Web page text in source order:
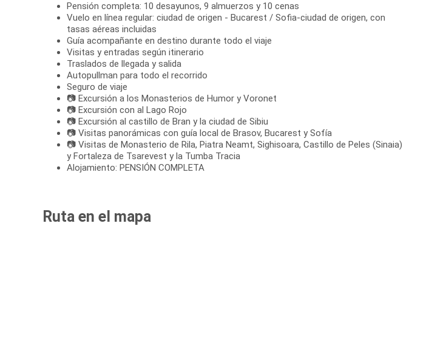
Pensión completa: 10 desayunos, 9 almuerzos y 10 cenas
Vuelo en línea regular: ciudad de origen - Bucarest / Sofia-ciudad de origen, con
tasas aéreas incluidas
Guía acompañante en destino durante todo el viaje
Visitas y entradas según itinerario
Traslados de llegada y salida
Autopullman para todo el recorrido
Seguro de viaje
📷 Excursión a los Monasterios de Humor y Voronet
📷 Excursión con al Lago Rojo
📷 Excursión al castillo de Bran y la ciudad de Sibiu
📷 Visitas panorámicas con guía local de Brasov, Bucarest y Sofía
📷 Visitas de Monasterio de Rila, Piatra Neamt, Sighisoara, Castillo de Peles (Sinaia)
y Fortaleza de Tsarevest y la Tumba Tracia
Alojamiento: PENSIÓN COMPLETA
Ruta en el mapa